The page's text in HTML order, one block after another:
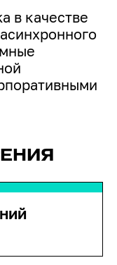
в качестве